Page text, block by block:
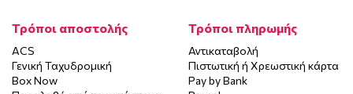
Τρόποι αποστολής
ACS
Γενική Ταχυδρομική
Box Now
Τρόποι πληρωμής
Αντικαταβολή
Πιστωτική ή Χρεωστική κάρτα
Pay by Bank